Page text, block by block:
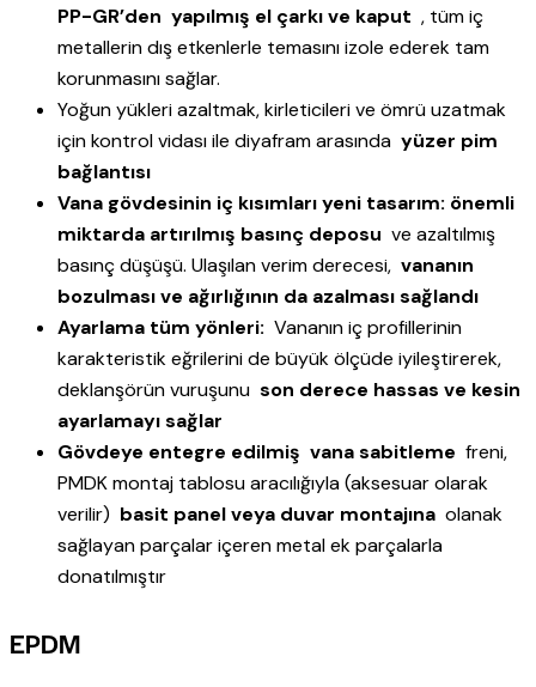
PP-GR’den yapılmış el çarkı ve kaput , tüm iç
metallerin dış etkenlerle temasını izole ederek tam
korunmasını sağlar.
Yoğun yükleri azaltmak, kirleticileri ve ömrü uzatmak
için kontrol vidası ile diyafram arasında yüzer pim
bağlantısı
Vana gövdesinin iç kısımları yeni tasarım: önemli
miktarda artırılmış basınç deposu ve azaltılmış
basınç düşüşü. Ulaşılan verim derecesi, vananın
bozulması ve ağırlığının da azalması sağlandı
Ayarlama tüm yönleri: Vananın iç profillerinin
karakteristik eğrilerini de büyük ölçüde iyileştirerek,
deklanşörün vuruşunu son derece hassas ve kesin
ayarlamayı sağlar
Gövdeye entegre edilmiş vana sabitleme freni,
PMDK montaj tablosu aracılığıyla (aksesuar olarak
verilir) basit panel veya duvar montajına olanak
sağlayan parçalar içeren metal ek parçalarla
donatılmıştır
EPDM